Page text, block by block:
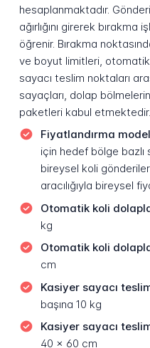
hesaplanmaktadır.
ağırlığını girerek
öğrenir. Bırakma
ve boyut limitleri,
sayacı teslim noktaları
sayaçları, dolap
paketleri kabul etmektedir.
Fiyatlandırma
için hedef bölge bazlı
bireysel koli
aracılığıyla bireysel
Otomatik koli
kg
Otomatik koli
cm
Kasiyer sayacı
başına 10 kg
Kasiyer sayacı
40 x 60 cm